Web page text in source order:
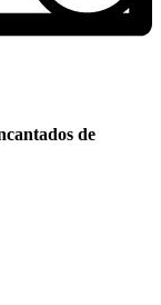
de